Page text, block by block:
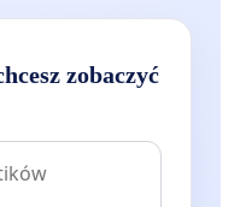
zobaczyć